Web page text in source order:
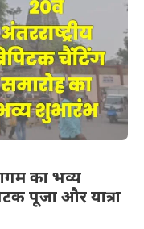
का भव्य
पूजा और यात्रा